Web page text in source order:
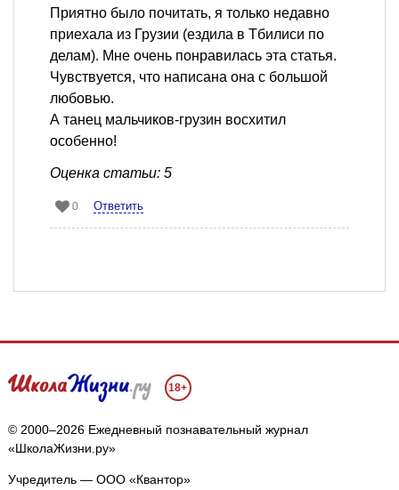
Приятно было почитать, я только недавно
приехала из Грузии (ездила в Тбилиси по
делам). Мне очень понравилась эта статья.
Чувствуется, что написана она с большой
любовью.
А танец мальчиков-грузин восхитил
особенно!
Оценка статьи: 5
0 Ответить
18+
© 2000–2026 Ежедневный познавательный журнал
«ШколаЖизни.ру»
Учредитель — ООО «Квантор»